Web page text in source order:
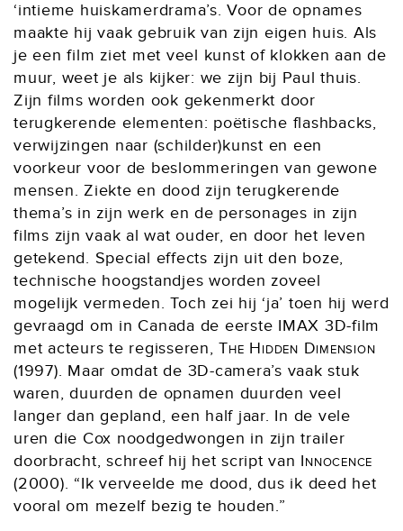
‘intieme huiskamerdrama’s. Voor de opnames
maakte hij vaak gebruik van zijn eigen huis. Als
je een film ziet met veel kunst of klokken aan de
muur, weet je als kijker: we zijn bij Paul thuis.
Zijn films worden ook gekenmerkt door
terugkerende elementen: poëtische flashbacks,
verwijzingen naar (schilder)kunst en een
voorkeur voor de beslommeringen van gewone
mensen. Ziekte en dood zijn terugkerende
thema’s in zijn werk en de personages in zijn
films zijn vaak al wat ouder, en door het leven
getekend. Special effects zijn uit den boze,
technische hoogstandjes worden zoveel
mogelijk vermeden. Toch zei hij ‘ja’ toen hij werd
gevraagd om in Canada de eerste IMAX 3D-film
met acteurs te regisseren,The Hidden Dimension
(1997). Maar omdat de 3D-camera’s vaak stuk
waren, duurden de opnamen duurden veel
langer dan gepland, een half jaar. In de vele
uren die Cox noodgedwongen in zijn trailer
doorbracht, schreef hij het script van Innocence
(2000). “Ik verveelde me dood, dus ik deed het
vooral om mezelf bezig te houden.”